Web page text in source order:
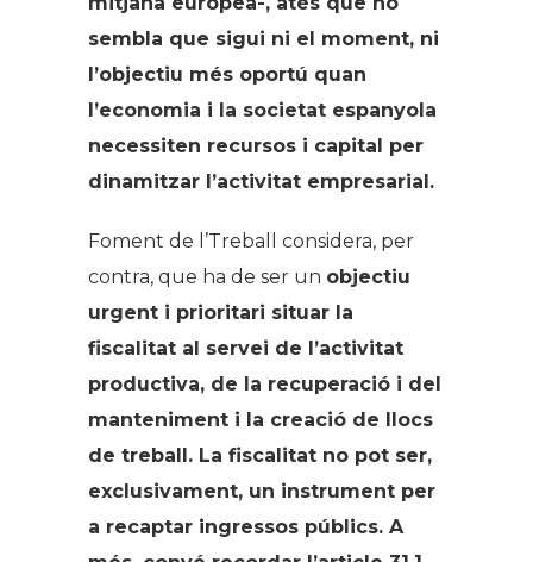
sembla que sigui ni el moment, ni
l’objectiu més oportú quan
l’economia i la societat espanyola
necessiten recursos i capital per
dinamitzar l’activitat empresarial.
Foment de l’Treball considera, per
contra, que ha de ser un objectiu
urgent i prioritari situar la
fiscalitat al servei de l’activitat
productiva, de la recuperació i del
manteniment i la creació de llocs
de treball. La fiscalitat no pot ser,
exclusivament, un instrument per
a recaptar ingressos públics. A